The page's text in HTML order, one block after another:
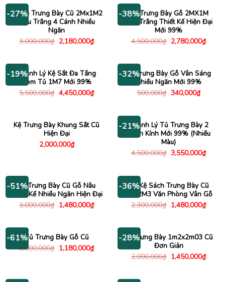
295,000₫.
-27%
Tủ Kệ Trưng Bày Cũ 2Mx1M2
Màu Trắng 4 Cánh Nhiều
Ngăn
3,000,000₫ Giá
gốc
2,180,000₫Giá
hiện
2,180,000₫.
-38%Tủ Trưng Bày Gỗ 2MX1M
Màu Trắng Thiết Kế Hiện Đại
Mới 99%
4,500,000₫ Giá
gốc
2,780,000₫Giá
hiện
-19%Thanh Lý Kệ Sắt Đa Tầng
Kèm Tủ 1M7 Mới 99%
5,500,000₫ Giá
gốc
4,450,000₫Giá
hiện
4,450,000₫.
-32%
Kệ Trưng Bày Gỗ Vân Sáng
Nhiều Ngăn Mới 99%
500,000₫ Giá
340,000₫Giá
hiện
Kệ Trưng Bày Khung Sắt Cũ
Hiện Đại
2,000,000₫
-21%Thanh Lý Tủ Trưng Bày 2
Cánh Kính Mới 99% (Nhiều
Màu)
4,500,000₫ Giá
gốc
3,550,000₫Giá
hiện
-51%Kệ Trưng Bày Cũ Gỗ Nâu
Thiết Kế Nhiều Ngăn Hiện Đại
3,000,000₫ Giá
gốc
1,480,000₫Giá
hiện
1,480,000₫.
-36%Tủ Kệ Sách Trưng Bày Cũ
1Mx2M3 Văn Phòng Vân Gỗ
2,300,000₫ Giá
gốc
1,480,000₫Giá
hiện
-61%Tủ Trưng Bày Gỗ Cũ
3,000,000₫ Giá
gốc
1,180,000₫Giá
hiện
-28%
Kệ Trưng Bày 1m2x2m03 Cũ
Đơn Giản
2,000,000₫ Giá
gốc
1,450,000₫Giá
hiện